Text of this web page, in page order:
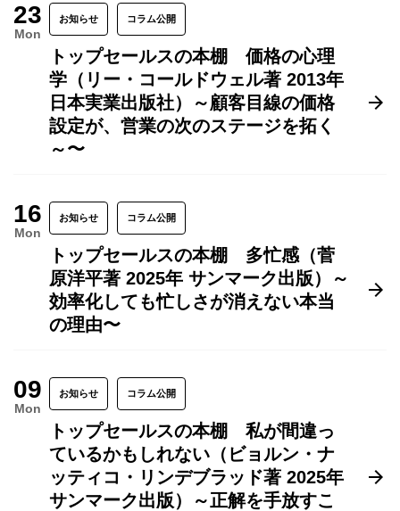
23
Mon
お知らせ コラム公開
トップセールスの本棚 価格の心理
学（リー・コールドウェル著 2013年
日本実業出版社）～顧客目線の価格
設定が、営業の次のステージを拓く
～〜
16
Mon
お知らせ コラム公開
トップセールスの本棚 多忙感（菅
原洋平著 2025年 サンマーク出版）～
効率化しても忙しさが消えない本当
の理由〜
09
Mon
お知らせ コラム公開
トップセールスの本棚 私が間違っ
ているかもしれない（ビョルン・ナ
ッティコ・リンデブラッド著 2025年
サンマーク出版）～正解を手放すこ